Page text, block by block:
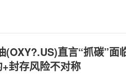
(OXY?.US)直言“抓碳”面
封存风险不对称